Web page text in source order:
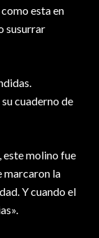
esta en
susurrar
cuaderno de
este molino fue
marcaron la
Y cuando el